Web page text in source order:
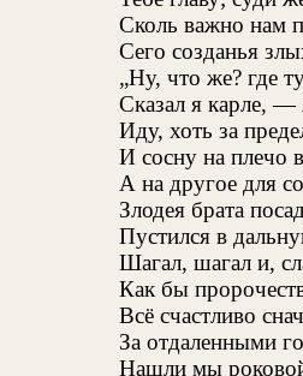
Сколь важно нам
Сего созданья
„Ну, что же? где
Сказал я карле, —
Иду, хоть за
И сосну на плечо
А на другое для
Злодея брата
Пустился в
Шагал, шагал и,
Как бы
Всё счастливо
За отдаленными
Нашли мы